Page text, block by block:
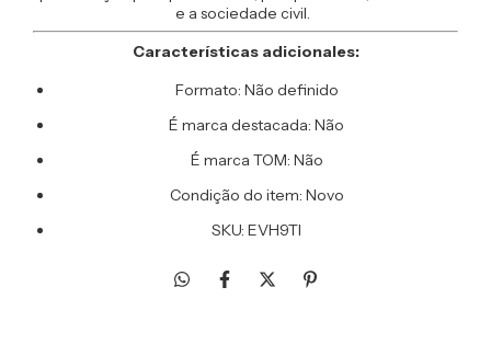
e a sociedade civil.
Características adicionales:
Formato: Não definido
É marca destacada: Não
É marca TOM: Não
Condição do item: Novo
SKU: EVH9TI